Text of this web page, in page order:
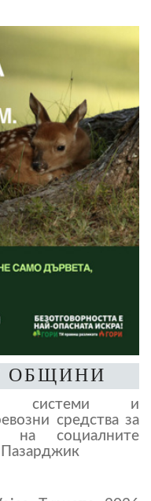
ОБЩИНИ
системи и
средства за
на социалните